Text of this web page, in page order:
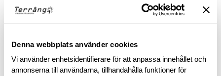
Denna webbplats använder cookies
Vi använder enhetsidentifierare för att anpassa innehållet och
annonserna till användarna, tillhandahålla funktioner för
Läs mer
BESKRIVNING